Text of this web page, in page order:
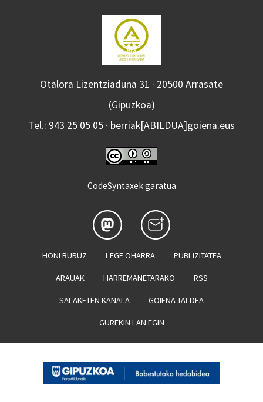
Otalora Lizentziaduna 31 · 20500 Arrasate
(Gipuzkoa)
Tel.: 943 25 05 05 · berriak[ABILDUA]goiena.eus
CodeSyntaxek garatua
HONI BURUZ LEGE OHARRA PUBLIZITATEA
ARAUAK HARREMANETARAKO RSS
SALAKETEN KANALA GOIENA TALDEA
GUREKIN LAN EGIN